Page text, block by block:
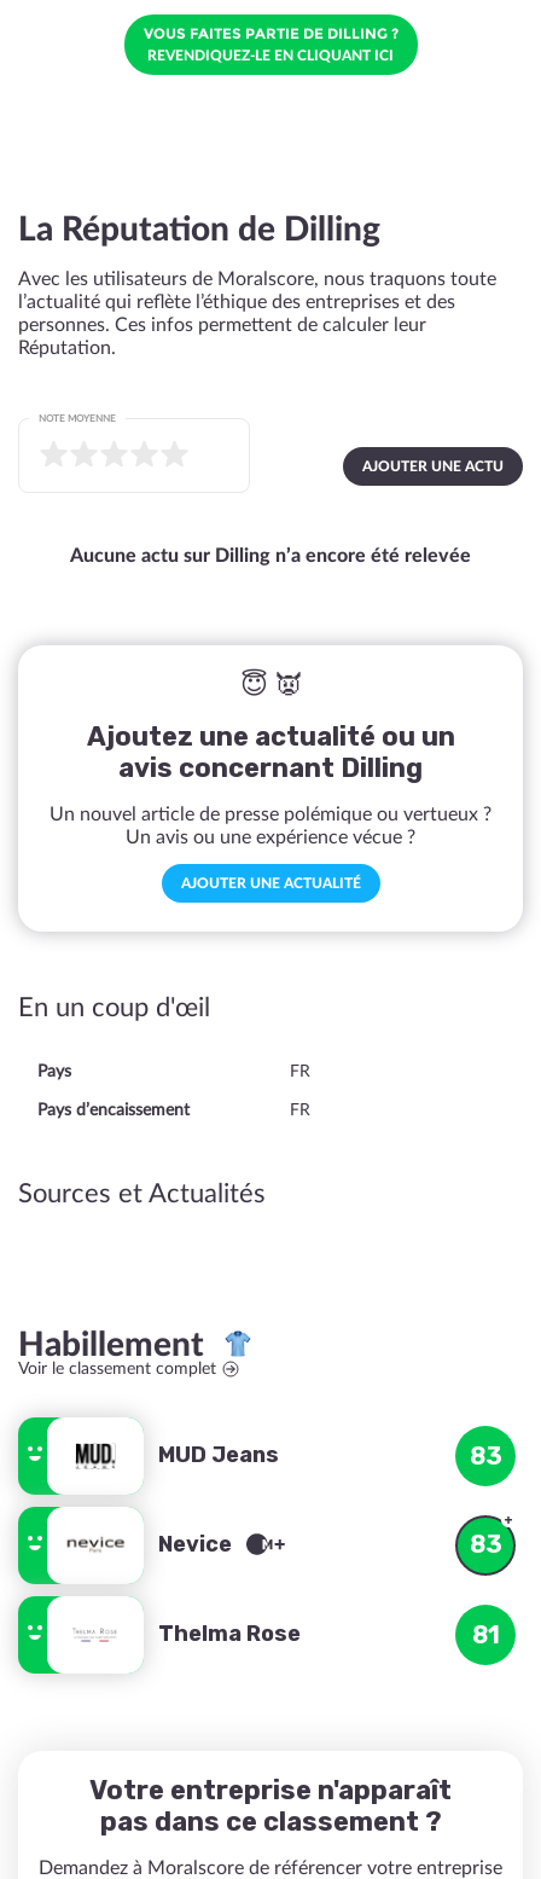
VOUS FAITES PARTIE DE DILLING ?
REVENDIQUEZ-LE EN CLIQUANT ICI
La Réputation de Dilling
Avec les utilisateurs de Moralscore, nous traquons toute
l’actualité qui reflète l’éthique des entreprises et des
personnes. Ces infos permettent de calculer leur
Réputation.
AJOUTER UNE ACTU
NOTE MOYENNE
Aucune actu sur Dilling n’a encore été relevée
😇 👿
Ajoutez une actualité ou un
avis concernant Dilling
Un nouvel article de presse polémique ou vertueux ?
Un avis ou une expérience vécue ?
AJOUTER UNE ACTUALITÉ
En un coup d'œil
Pays FR
Pays d’encaissement FR
Sources et Actualités
Habillement
Voir le classement complet
MUD Jeans 83
Nevice 83
Thelma Rose 81
Votre entreprise n'apparaît
pas dans ce classement ?
Demandez à Moralscore de référencer votre entreprise